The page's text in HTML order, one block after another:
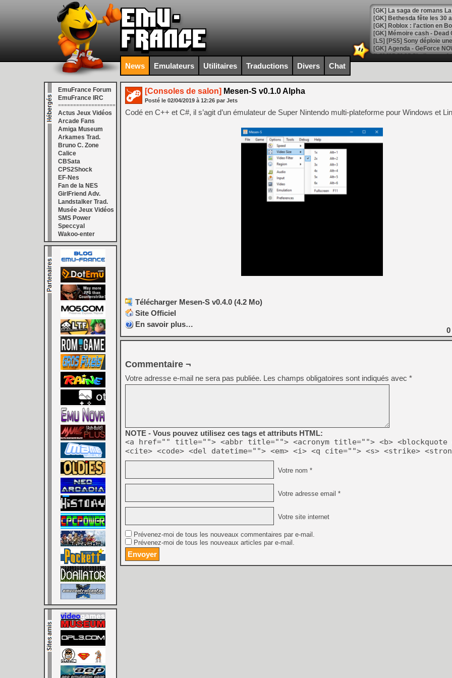
[GK] Bethesda fête les 30
[GK] Roblox : l'action en
[GK] Agenda - GeForce
[GK] Devolver Digital en a
[LS] [PS5] ps5-y2jb-
[GK] Pourquoi Marvel
[GK] Test : Restory : Chill
[GK] GTA 6 : Rockstar
[GK] Hot Wheels Infinite
[GK] Mémoire cash -
[GK] Résultats Nintendo :
[GK] Déjà des
[GK] Minecraft et ses «
[GK] Beast of
[GK] Ubisoft : fin de partie
[GK] Mémoire cash -
[GK] Dan Houser (GTA)
[GK] Comment EA Sports
[GK] Crimson Moon : un
[GK] Isle of Reveries : le
[GK] Moonlighter 2 : The
[GK] Capcom relance
[GK] Le beat'em up The
[GK] Endless Legend 2 :
[LS] [PS5] Le WebKit
[GK] Oubliez Crazy Taxi,
[LS] [Switch] NSZ 5.0.0
News Emulateurs Utilitaires Traductions Divers Chat
EmuFrance Forum
EmuFrance IRC
===================
Actus Jeux Vidéos
Arcade Fans
Amiga Museum
Arkames Trad.
Bruno C. Zone
Calice
CBSata
CPS2Shock
EF-Nes
Fan de la NES
GirlFriend Adv.
Landstalker Trad.
Musée Jeux Vidéos
SMS Power
Speccyal
Wakoo-enter
[Consoles de salon] Mesen-S v0.1.0 Alpha
Posté le 02/04/2019 à 12:26 par Jets
Codé en C++ et C#, il s’agit d’un émulateur de Super Nintendo multi-plateforme pour Windows et
Télécharger Mesen-S v0.4.0 (4.2 Mo)
Site Officiel
En savoir plus…
0
Commentaire ¬
Votre adresse e-mail ne sera pas publiée. Les champs obligatoires sont indiqués avec *
NOTE - Vous pouvez utilisez ces tags et attributs HTML:
<a href="" title=""> <abbr title=""> <acronym title=""> <b> <blockquote
<cite> <code> <del datetime=""> <em> <i> <q cite=""> <s> <strike>
Votre nom *
Votre adresse email *
Votre site internet
Prévenez-moi de tous les nouveaux commentaires par e-mail.
Prévenez-moi de tous les nouveaux articles par e-mail.